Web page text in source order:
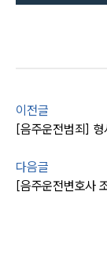
이전글
다음글